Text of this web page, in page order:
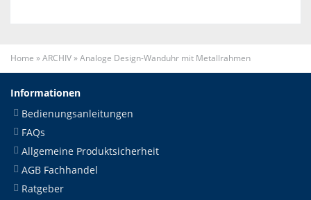
Home »ARCHIV»Analoge Design-Wanduhr mit Metallrahmen
Informationen
Bedienungsanleitungen
FAQs
Allgemeine Produktsicherheit
AGB Fachhandel
Ratgeber